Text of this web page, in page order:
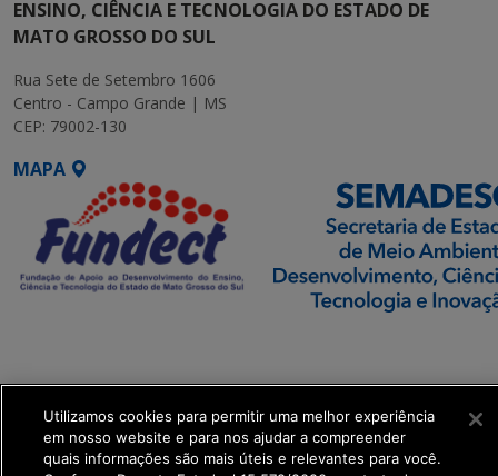
ENSINO, CIÊNCIA E TECNOLOGIA DO ESTADO DE
MATO GROSSO DO SUL
Rua Sete de Setembro 1606
Centro - Campo Grande | MS
CEP: 79002-130
MAPA
Transformação Digital
get_footer();
Utilizamos cookies para permitir uma melhor experiência
em nosso website e para nos ajudar a compreender
quais informações são mais úteis e relevantes para você.